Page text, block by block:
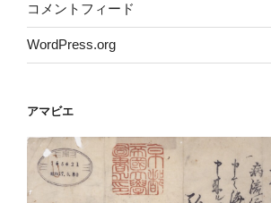
コメントフィード
WordPress.org
アマビエ